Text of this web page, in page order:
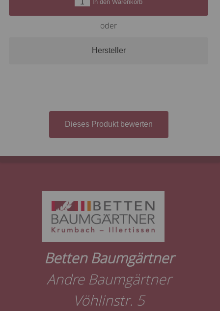
In den Warenkorb
oder
Hersteller
Dieses Produkt bewerten
Betten Baumgärtner
Andre Baumgärtner
Vöhlinstr. 5